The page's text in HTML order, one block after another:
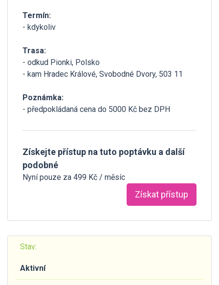
Termín:
- kdykoliv
Trasa:
- odkud Pionki, Polsko
- kam Hradec Králové, Svobodné Dvory, 503 11
Poznámka:
- předpokládaná cena do 5000 Kč bez DPH
Získejte přístup na tuto poptávku a další
podobné
Nyní pouze za 499 Kč / měsíc
Získat přístup
Stav:
Aktivní